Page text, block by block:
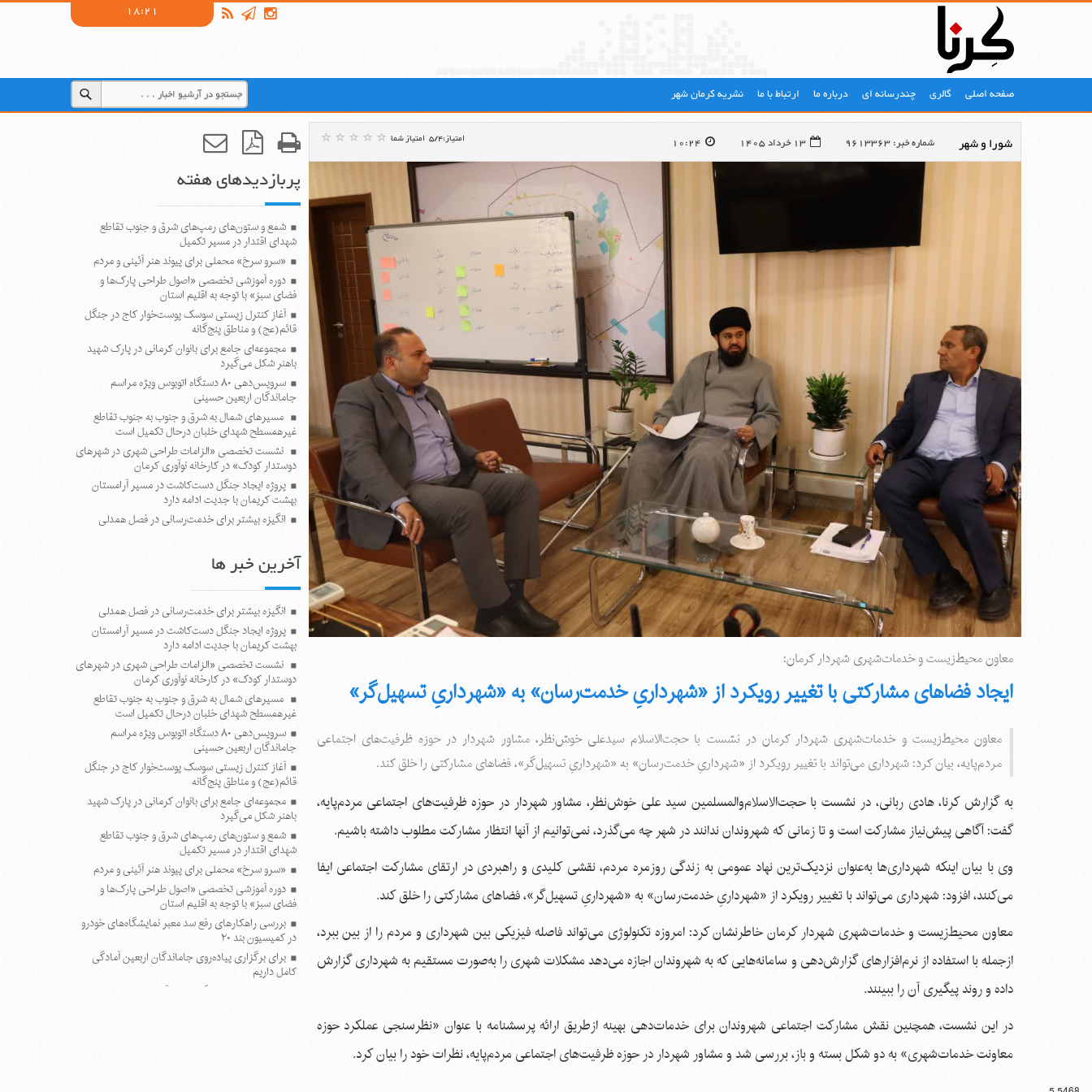
18:21
صفحه اصلی گالری چندرسانه ای درباره ما ارتباط با ما نشریه کرمان شهر
شورا و شهر شماره خبر: 9613363 13 خرداد 1405 10:24 امتیاز:5/4 امتیاز شما
معاون محیط‌زیست و خدمات‌شهری شهردار کرمان:
ایجاد فضاهای مشارکتی با تغییر رویکرد از «شهرداریِ خدمت‌رسان» به «شهرداریِ تسهیل‌گر»
معاون محیط‌زیست و خدمات‌شهری شهردار کرمان در نشست با حجت‌الاسلام سیدعلی خوش‌نظر، مشاور شهردار در حوزه ظرفیت‌های اجتماعی
مردم‌پایه، بیان کرد: شهرداری می‌تواند با تغییر رویکرد از «شهرداریِ خدمت‌رسان» به «شهرداریِ تسهیل‌گر»، فضاهای مشارکتی را خلق کند.
به گزارش کرنا، هادی ربانی، در نشست با حجت‌الاسلام‌والمسلمین سید علی خوش‌نظر، مشاور شهردار در حوزه ظرفیت‌های اجتماعی مردم‌پایه،
گفت: آگاهی پیش‌نیاز مشارکت است و تا زمانی که شهروندان ندانند در شهر چه می‌گذرد، نمی‌توانیم از آنها انتظار مشارکت مطلوب داشته باشیم.
وی با بیان اینکه شهرداری‌ها به‌عنوان نزدیک‌ترین نهاد عمومی به زندگی روزمره مردم، نقشی کلیدی و راهبردی در ارتقای مشارکت اجتماعی ایفا
می‌کنند، افزود: شهرداری می‌تواند با تغییر رویکرد از «شهرداریِ خدمت‌رسان» به «شهرداریِ تسهیل‌گر»، فضاهای مشارکتی را خلق کند.
معاون محیط‌زیست و خدمات‌شهری شهردار کرمان خاطرنشان کرد: امروزه تکنولوژی می‌تواند فاصله فیزیکی بین شهرداری و مردم را از بین ببرد،
ازجمله با استفاده از نرم‌افزارهای گزارش‌دهی و سامانه‌هایی که به شهروندان اجازه می‌دهد مشکلات شهری را به‌صورت مستقیم به شهرداری گزارش
داده و روند پیگیری آن را ببینند.
در این نشست، همچنین نقش مشارکت اجتماعی شهروندان برای خدمات‌دهی بهینه ازطریق ارائه پرسشنامه با عنوان «نظرسنجی عملکرد حوزه
معاونت خدمات‌شهری» به دو شکل بسته و باز، بررسی شد و مشاور شهردار در حوزه ظرفیت‌های اجتماعی مردم‌پایه، نظرات خود را بیان کرد.
پربازدیدهای هفته
شمع و ستون‌های رمپ‌های شرق و جنوب تقاطع
شهدای اقتدار در مسیر تکمیل
«سرو سرخ» محملی برای پیوند هنر آئینی و مردم
دوره آموزشی تخصصی «اصول طراحی پارک‌ها و
فضای سبز» با توجه به اقلیم استان
آغاز کنترل زیستی سوسک پوست‌خوار کاج در جنگل
قائم(عج) و مناطق پنج‌گانه
مجموعه‌ای جامع برای بانوان کرمانی در پارک شهید
باهنر شکل می‌گیرد
سرویس‌دهی ۸۰ دستگاه اتوبوس ویژه مراسم
جاماندگان اربعین حسینی
مسیرهای شمال به شرق و جنوب به جنوب تقاطع
غیرهمسطح شهدای خلبان درحال تکمیل است
نشست تخصصی «الزامات طراحی شهری در شهرهای
دوستدار کودک» در کارخانه نوآوری کرمان
پروژه ایجاد جنگل دست‌کاشت در مسیر آرامستان
بهشت کریمان با جدیت ادامه دارد
انگیزه بیشتر برای خدمت‌رسانی در فصل همدلی
آخرین خبر ها
انگیزه بیشتر برای خدمت‌رسانی در فصل همدلی
پروژه ایجاد جنگل دست‌کاشت در مسیر آرامستان
بهشت کریمان با جدیت ادامه دارد
نشست تخصصی «الزامات طراحی شهری در شهرهای
دوستدار کودک» در کارخانه نوآوری کرمان
مسیرهای شمال به شرق و جنوب به جنوب تقاطع
غیرهمسطح شهدای خلبان درحال تکمیل است
سرویس‌دهی ۸۰ دستگاه اتوبوس ویژه مراسم
جاماندگان اربعین حسینی
آغاز کنترل زیستی سوسک پوست‌خوار کاج در جنگل
قائم(عج) و مناطق پنج‌گانه
مجموعه‌ای جامع برای بانوان کرمانی در پارک شهید
باهنر شکل می‌گیرد
شمع و ستون‌های رمپ‌های شرق و جنوب تقاطع
شهدای اقتدار در مسیر تکمیل
«سرو سرخ» محملی برای پیوند هنر آئینی و مردم
دوره آموزشی تخصصی «اصول طراحی پارک‌ها و
فضای سبز» با توجه به اقلیم استان
بررسی راهکارهای رفع سد معبر نمایشگاه‌های خودرو
در کمیسیون بند ۲۰
برای برگزاری پیاده‌روی جاماندگان اربعین آمادگی
کامل داریم
موفقیت تحسین‌برانگیز دانش‌آموخته کرمانی در